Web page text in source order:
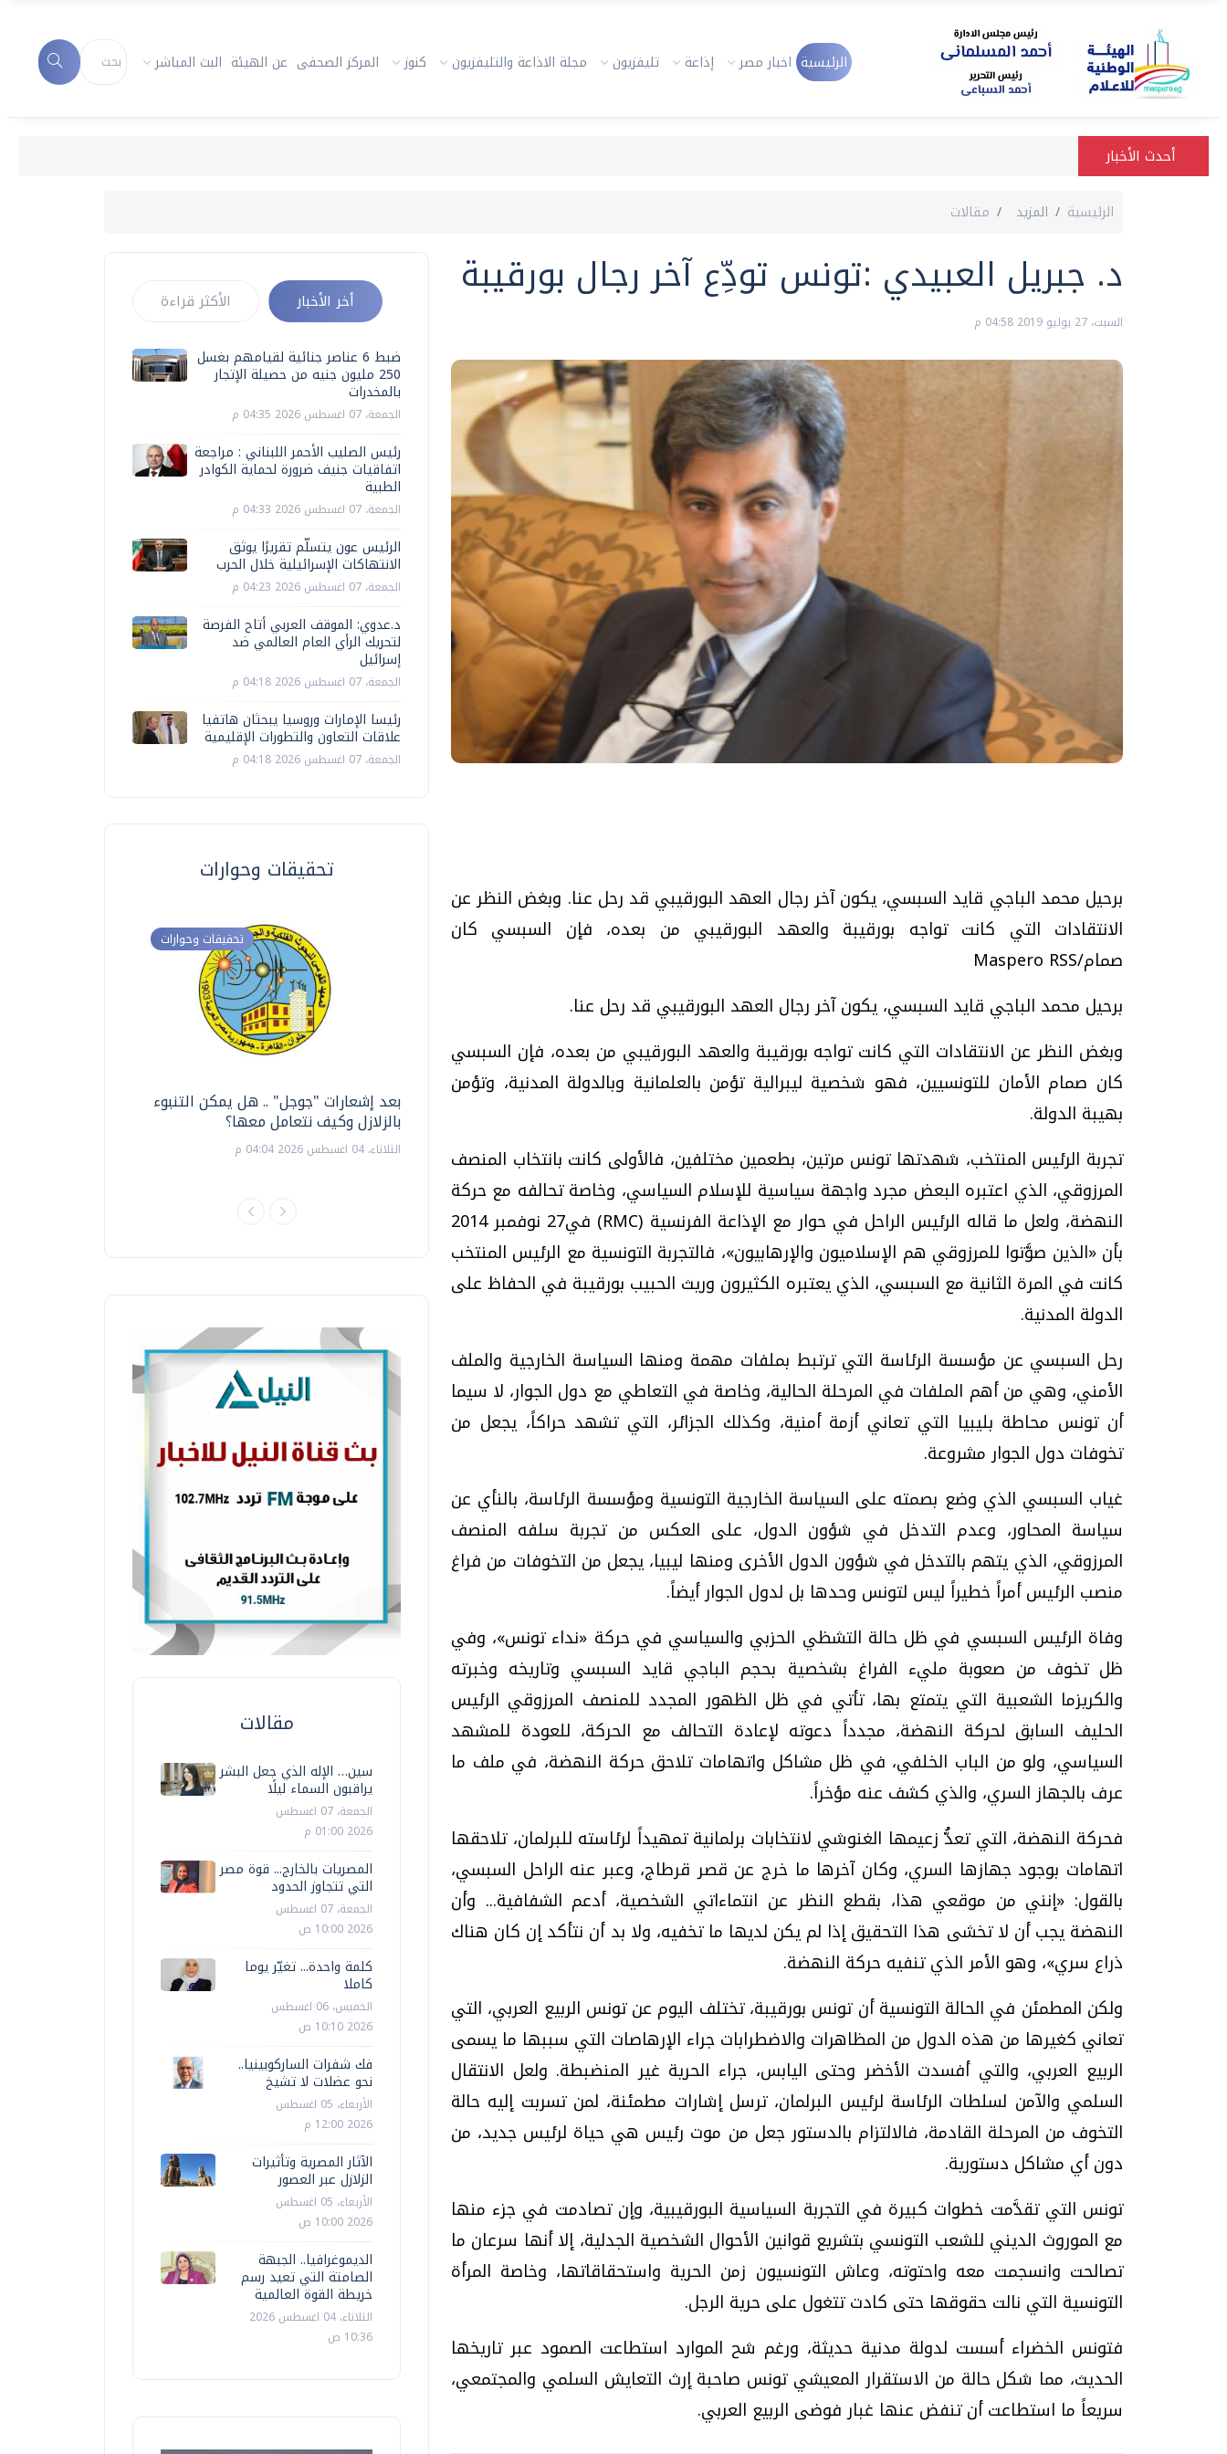
الرئيسية اخبار مصر إذاعة تليفزيون مجلة الاذاعة والتليفزيون كنوز المركز الصحفى عن الهيئة البث المباشر
أحدث الأخبار
الرئيسية المزيد مقالات
د. جبريل العبيدي :تونس تودِّع آخر رجال بورقيبة
السبت، 27 يوليو 2019 04:58 م
برحيل محمد الباجي قايد السبسي، يكون آخر رجال العهد البورقيبي قد رحل عنا. وبغض النظر عن
الانتقادات التي كانت تواجه بورقيبة والعهد البورقيبي من بعده، فإن السبسي كان
صمام/Maspero RSS
برحيل محمد الباجي قايد السبسي، يكون آخر رجال العهد البورقيبي قد رحل عنا.
وبغض النظر عن الانتقادات التي كانت تواجه بورقيبة والعهد البورقيبي من بعده، فإن السبسي
كان صمام الأمان للتونسيين، فهو شخصية ليبرالية تؤمن بالعلمانية وبالدولة المدنية، وتؤمن
بهيبة الدولة.
تجربة الرئيس المنتخب، شهدتها تونس مرتين، بطعمين مختلفين، فالأولى كانت بانتخاب المنصف
المرزوقي، الذي اعتبره البعض مجرد واجهة سياسية للإسلام السياسي، وخاصة تحالفه مع حركة
النهضة، ولعل ما قاله الرئيس الراحل في حوار مع الإذاعة الفرنسية (RMC) في27 نوفمبر 2014
بأن «الذين صوَّتوا للمرزوقي هم الإسلاميون والإرهابيون»، فالتجربة التونسية مع الرئيس المنتخب
كانت في المرة الثانية مع السبسي، الذي يعتبره الكثيرون وريث الحبيب بورقيبة في الحفاظ على
الدولة المدنية.
رحل السبسي عن مؤسسة الرئاسة التي ترتبط بملفات مهمة ومنها السياسة الخارجية والملف
الأمني، وهي من أهم الملفات في المرحلة الحالية، وخاصة في التعاطي مع دول الجوار، لا سيما
أن تونس محاطة بليبيا التي تعاني أزمة أمنية، وكذلك الجزائر، التي تشهد حراكاً، يجعل من
تخوفات دول الجوار مشروعة.
غياب السبسي الذي وضع بصمته على السياسة الخارجية التونسية ومؤسسة الرئاسة، بالنأي عن
سياسة المحاور، وعدم التدخل في شؤون الدول، على العكس من تجربة سلفه المنصف
المرزوقي، الذي يتهم بالتدخل في شؤون الدول الأخرى ومنها ليبيا، يجعل من التخوفات من فراغ
منصب الرئيس أمراً خطيراً ليس لتونس وحدها بل لدول الجوار أيضاً.
وفاة الرئيس السبسي في ظل حالة التشظي الحزبي والسياسي في حركة «نداء تونس»، وفي
ظل تخوف من صعوبة مليء الفراغ بشخصية بحجم الباجي قايد السبسي وتاريخه وخبرته
والكريزما الشعبية التي يتمتع بها، تأتي في ظل الظهور المجدد للمنصف المرزوقي الرئيس
الحليف السابق لحركة النهضة، مجدداً دعوته لإعادة التحالف مع الحركة، للعودة للمشهد
السياسي، ولو من الباب الخلفي، في ظل مشاكل واتهامات تلاحق حركة النهضة، في ملف ما
عرف بالجهاز السري، والذي كشف عنه مؤخراً.
فحركة النهضة، التي تعدُّ زعيمها الغنوشي لانتخابات برلمانية تمهيداً لرئاسته للبرلمان، تلاحقها
اتهامات بوجود جهازها السري، وكان آخرها ما خرج عن قصر قرطاج، وعبر عنه الراحل السبسي،
بالقول: «إنني من موقعي هذا، بقطع النظر عن انتماءاتي الشخصية، أدعم الشفافية... وأن
النهضة يجب أن لا تخشى هذا التحقيق إذا لم يكن لديها ما تخفيه، ولا بد أن نتأكد إن كان هناك
ذراع سري»، وهو الأمر الذي تنفيه حركة النهضة.
ولكن المطمئن في الحالة التونسية أن تونس بورقيبة، تختلف اليوم عن تونس الربيع العربي، التي
تعاني كغيرها من هذه الدول من المظاهرات والاضطرابات جراء الإرهاصات التي سببها ما يسمى
الربيع العربي، والتي أفسدت الأخضر وحتى اليابس، جراء الحرية غير المنضبطة. ولعل الانتقال
السلمي والآمن لسلطات الرئاسة لرئيس البرلمان، ترسل إشارات مطمئنة، لمن تسربت إليه حالة
التخوف من المرحلة القادمة، فالالتزام بالدستور جعل من موت رئيس هي حياة لرئيس جديد، من
دون أي مشاكل دستورية.
تونس التي تقدَّمت خطوات كبيرة في التجربة السياسية البورقيبية، وإن تصادمت في جزء منها
مع الموروث الديني للشعب التونسي بتشريع قوانين الأحوال الشخصية الجدلية، إلا أنها سرعان ما
تصالحت وانسجمت معه واحتوته، وعاش التونسيون زمن الحرية واستحقاقاتها، وخاصة المرأة
التونسية التي نالت حقوقها حتى كادت تتغول على حرية الرجل.
فتونس الخضراء أسست لدولة مدنية حديثة، ورغم شح الموارد استطاعت الصمود عبر تاريخها
الحديث، مما شكل حالة من الاستقرار المعيشي تونس صاحبة إرث التعايش السلمي والمجتمعي،
سريعاً ما استطاعت أن تنفض عنها غبار فوضى الربيع العربي.
أخر الأخبار الأكثر قراءة
ضبط 6 عناصر جنائية لقيامهم بغسل
250 مليون جنيه من حصيلة الإتجار
بالمخدرات
الجمعة، 07 اغسطس 2026 04:35 م
رئيس الصليب الأحمر اللبناني : مراجعة
اتفاقيات جنيف ضرورة لحماية الكوادر
الطبية
الجمعة، 07 اغسطس 2026 04:33 م
الرئيس عون يتسلّم تقريرًا يوثق
الانتهاكات الإسرائيلية خلال الحرب
الجمعة، 07 اغسطس 2026 04:23 م
د.عدوي: الموقف العربي أتاح الفرصة
لتحريك الرأي العام العالمي ضد
إسرائيل
الجمعة، 07 اغسطس 2026 04:18 م
رئيسا الإمارات وروسيا يبحثان هاتفيا
علاقات التعاون والتطورات الإقليمية
الجمعة، 07 اغسطس 2026 04:18 م
تحقيقات وحوارات
تحقيقات وحوارات
بعد إشعارات "جوجل" .. هل يمكن التنبوء
بالزلازل وكيف نتعامل معها؟
الثلاثاء، 04 اغسطس 2026 04:04 م
تحقيقات وحوارات
دليلك للتنسيق الجامعي .. تساؤلات
السبت، 01 اغسطس 2026 10:25 ص
تحقيقات وحوارات
فيديو.. الإعلام الرقمي.. تقنيات واعدة
الخميس، 30 يوليو 2026 01:09 م
تحقيقات وحوارات
موجات الطقس الساخنة.. لماذا تحدث وكيف
مقالات
سين… الإله الذي جعل البشر
يراقبون السماء ليلًا
الجمعة، 07 اغسطس
2026 01:00 م
المصريات بالخارج... قوة مصر
التي تتجاوز الحدود
الجمعة، 07 اغسطس
2026 10:00 ص
كلمة واحدة... تغيّر يوما
كاملا
الخميس، 06 اغسطس
2026 10:10 ص
فك شفرات الساركوبينيا..
نحو عضلات لا تشيخ
الأربعاء، 05 اغسطس
2026 12:00 م
الآثار المصرية وتأثيرات
الزلازل عبر العصور
الأربعاء، 05 اغسطس
2026 10:00 ص
الديموغرافيا.. الجبهة
الصامتة التي تعيد رسم
خريطة القوة العالمية
الثلاثاء، 04 اغسطس 2026
10:36 ص